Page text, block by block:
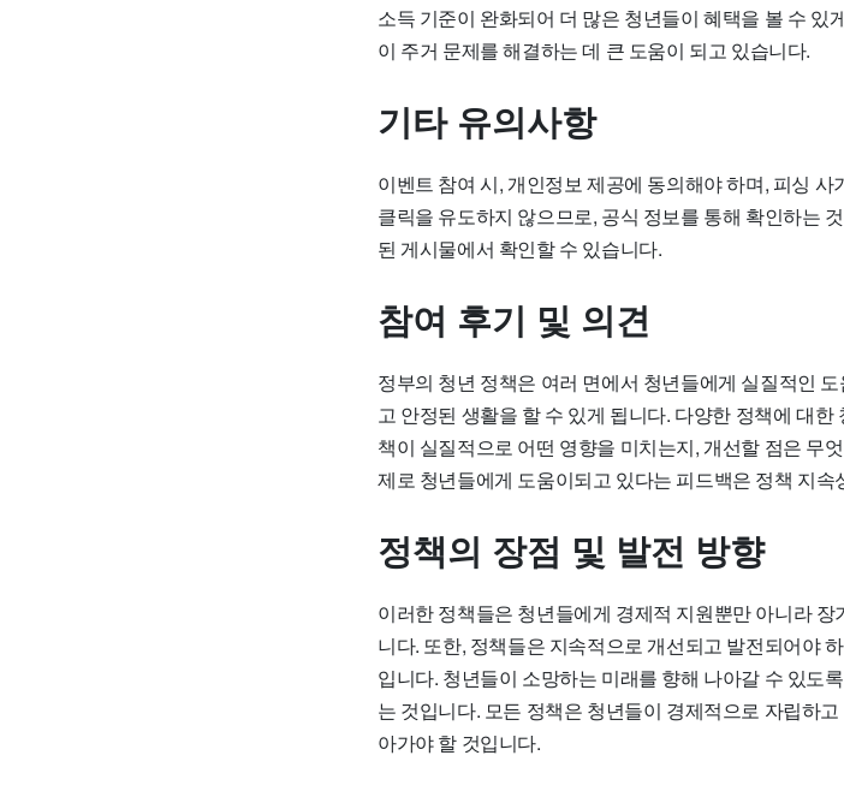
소득 기준이 완화되어 더 많은 청년들이 혜택을 볼 수
이 주거 문제를 해결하는 데 큰 도움이 되고 있습니다.
기타 유의사항
이벤트 참여 시, 개인정보 제공에 동의해야 하며, 피싱
클릭을 유도하지 않으므로, 공식 정보를 통해 확인하는
된 게시물에서 확인할 수 있습니다.
참여 후기 및 의견
정부의 청년 정책은 여러 면에서 청년들에게 실질적인
고 안정된 생활을 할 수 있게 됩니다. 다양한 정책에 대
책이 실질적으로 어떤 영향을 미치는지, 개선할 점은 무
제로 청년들에게 도움이되고 있다는 피드백은 정책 지속
정책의 장점 및 발전 방향
이러한 정책들은 청년들에게 경제적 지원뿐만 아니라
니다. 또한, 정책들은 지속적으로 개선되고 발전되어야
입니다. 청년들이 소망하는 미래를 향해 나아갈 수 있도
는 것입니다. 모든 정책은 청년들이 경제적으로 자립하
아가야 할 것입니다.